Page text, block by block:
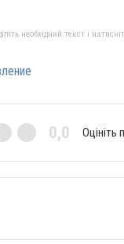
необхідний текст і
0,0 Оцініть